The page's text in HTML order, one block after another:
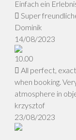
Einfach ein
Super
Dominik
14/08/2023
10.00
All perfect,
when booking.
atmosphere in
krzysztof
23/08/2023